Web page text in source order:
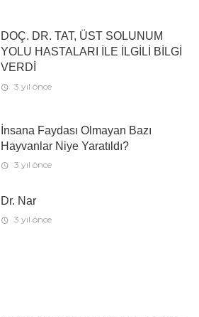
DOÇ. DR. TAT, ÜST SOLUNUM
YOLU HASTALARI İLE İLGİLİ BİLGİ
VERDİ
3 yıl önce
İnsana Faydası Olmayan Bazı
Hayvanlar Niye Yaratıldı?
3 yıl önce
Dr. Nar
3 yıl önce